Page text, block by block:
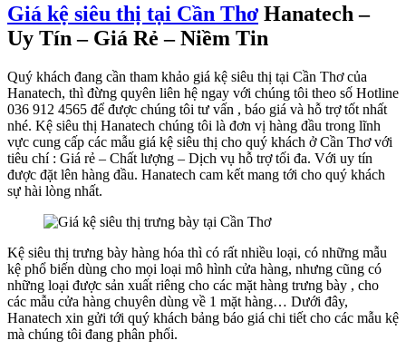
Giá kệ siêu thị tại Cần Thơ Hanatech –
Uy Tín – Giá Rẻ – Niềm Tin
Quý khách đang cần tham khảo giá kệ siêu thị tại Cần Thơ của
Hanatech, thì đừng quyên liên hệ ngay với chúng tôi theo số Hotline
036 912 4565 để được chúng tôi tư vấn , báo giá và hỗ trợ tốt nhất
nhé. Kệ siêu thị Hanatech chúng tôi là đơn vị hàng đầu trong lĩnh
vực cung cấp các mẫu giá kệ siêu thị cho quý khách ở Cần Thơ với
tiêu chí : Giá rẻ – Chất lượng – Dịch vụ hỗ trợ tối đa. Với uy tín
được đặt lên hàng đầu. Hanatech cam kết mang tới cho quý khách
sự hài lòng nhất.
Kệ siêu thị trưng bày hàng hóa thì có rất nhiều loại, có những mẫu
kệ phổ biến dùng cho mọi loại mô hình cửa hàng, nhưng cũng có
những loại được sản xuất riêng cho các mặt hàng trưng bày , cho
các mẫu cửa hàng chuyên dùng về 1 mặt hàng… Dưới đây,
Hanatech xin gửi tới quý khách bảng báo giá chi tiết cho các mẫu kệ
mà chúng tôi đang phân phối.